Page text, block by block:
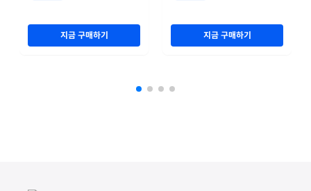
지금 구매하기 지금 구매하기